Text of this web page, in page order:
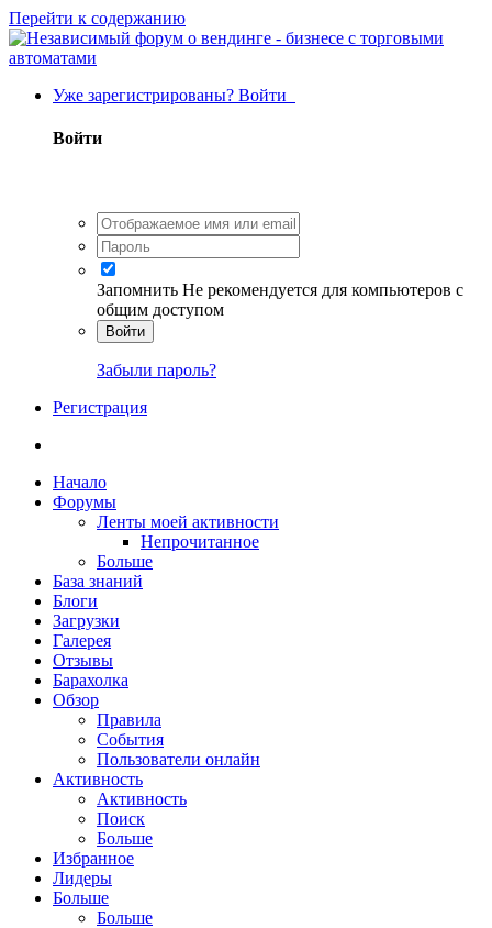
Перейти к содержанию
Уже зарегистрированы? Войти
Войти
Запомнить Не рекомендуется для компьютеров с
общим доступом
Войти
Забыли пароль?
Регистрация
Начало
Форумы
Ленты моей активности
Непрочитанное
Больше
База знаний
Блоги
Загрузки
Галерея
Отзывы
Барахолка
Обзор
Правила
События
Пользователи онлайн
Активность
Активность
Поиск
Больше
Избранное
Лидеры
Больше
Больше